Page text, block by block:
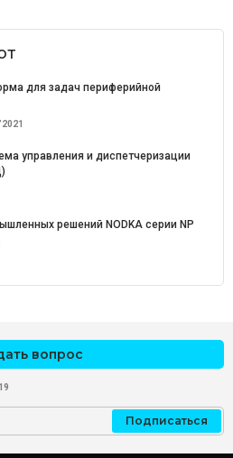
для задач периферийной
управления и диспетчеризации
решений NODKA серии NP
вопрос
Подписаться